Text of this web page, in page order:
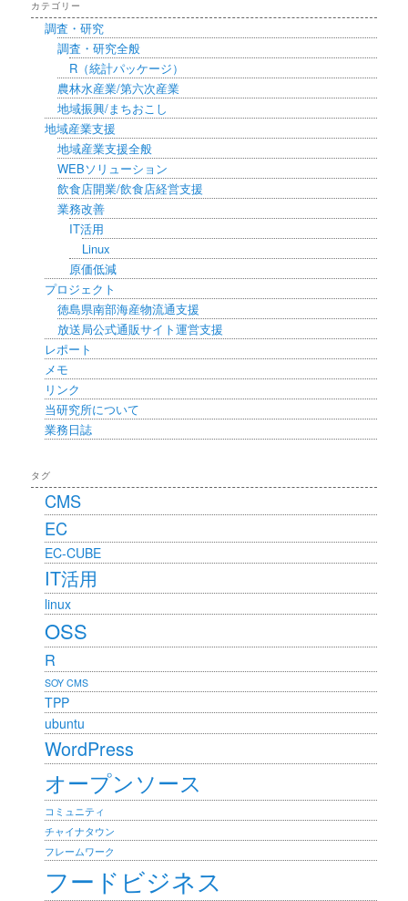
カテゴリー
調査・研究
調査・研究全般
R（統計パッケージ）
農林水産業/第六次産業
地域振興/まちおこし
地域産業支援
地域産業支援全般
WEBソリューション
飲食店開業/飲食店経営支援
業務改善
IT活用
Linux
原価低減
プロジェクト
徳島県南部海産物流通支援
放送局公式通販サイト運営支援
レポート
メモ
リンク
当研究所について
業務日誌
タグ
CMS
EC
EC-CUBE
IT活用
linux
OSS
R
SOY CMS
TPP
ubuntu
WordPress
オープンソース
コミュニティ
チャイナタウン
フレームワーク
フードビジネス